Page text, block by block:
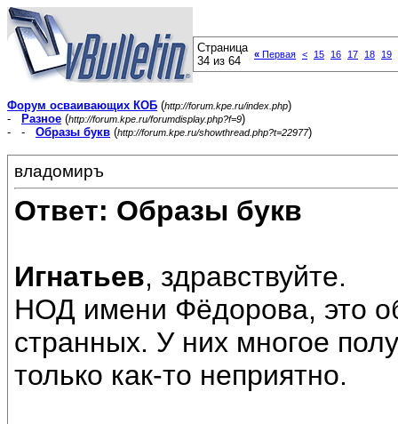
Страница
34 из 64
« Первая < 15 16 17 18 19
Форум осваивающих КОБ (http://forum.kpe.ru/index.php)
-
Разное (http://forum.kpe.ru/forumdisplay.php?f=9)
- - Образы букв (http://forum.kpe.ru/showthread.php?t=22977)
владомиръ
Ответ: Образы букв
Игнатьев, здравствуйте.
НОД имени Фёдорова, это
странных. У них многое
только как-то неприятно.